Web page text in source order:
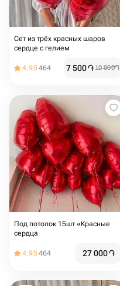
Сет из трёх красных шаров
сердце с гелием
4.95464 7 500֏10 000֏
Под потолок 15шт «Красные
сердца
4.95464 27 000֏